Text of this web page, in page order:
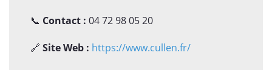
📞 Contact : 04 72 98 05 20
🔗 Site Web : https://www.cullen.fr/